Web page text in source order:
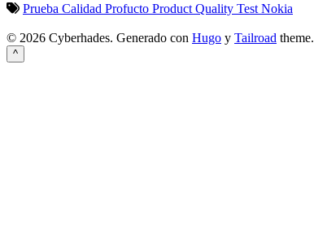
Prueba Calidad Profucto Product Quality Test Nokia
© 2026 Cyberhades. Generado con Hugo y Tailroad theme.
^